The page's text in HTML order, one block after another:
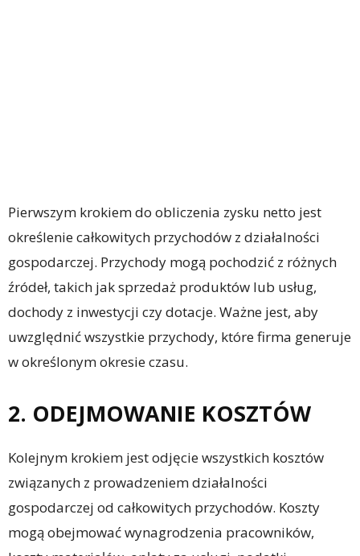
Pierwszym krokiem do obliczenia zysku netto jest
określenie całkowitych przychodów z działalności
gospodarczej. Przychody mogą pochodzić z różnych
źródeł, takich jak sprzedaż produktów lub usług,
dochody z inwestycji czy dotacje. Ważne jest, aby
uwzględnić wszystkie przychody, które firma generuje
w określonym okresie czasu.
2. ODEJMOWANIE KOSZTÓW
Kolejnym krokiem jest odjęcie wszystkich kosztów
związanych z prowadzeniem działalności
gospodarczej od całkowitych przychodów. Koszty
mogą obejmować wynagrodzenia pracowników,